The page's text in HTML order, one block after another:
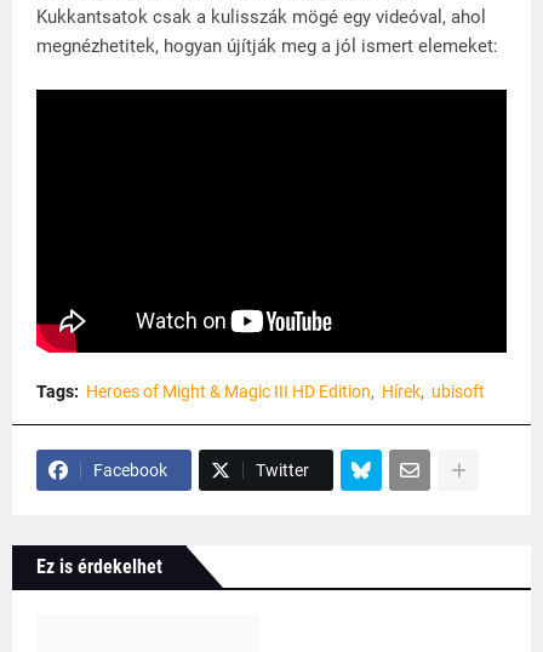
Kukkantsatok csak a kulisszák mögé egy videóval, ahol
megnézhetitek, hogyan újítják meg a jól ismert elemeket:
Tags: Heroes of Might & Magic III HD Edition Hírek ubisoft
Facebook Twitter
Ez is érdekelhet